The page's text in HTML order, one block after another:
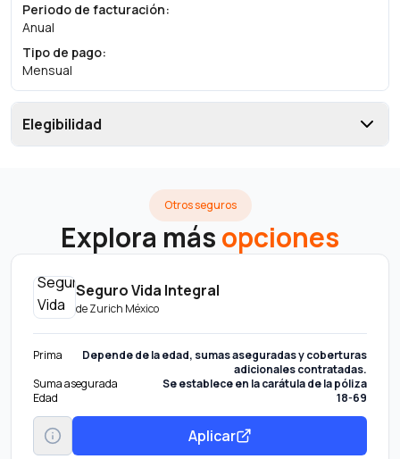
Periodo de facturación:
Anual
Tipo de pago:
Mensual
Elegibilidad
Otros seguros
Explora másopciones
Seguro Vida Integral
deZurich México
Prima
Depende de la edad, sumas aseguradas y coberturas
adicionales contratadas.
Suma asegurada
Se establece en la carátula de la póliza
Edad
18-69
Aplicar